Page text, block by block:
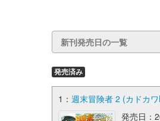
新刊発売日の一覧
発売済み
1： 週末冒険者 2 (カドカ
発売日：